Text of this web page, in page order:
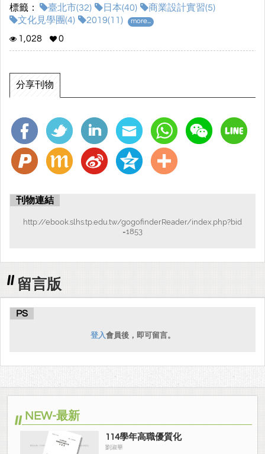
標籤： 臺北市(32) 日本(40)
商業設計實習(5)
文化見學團(4)
2019(11) more...
1,028 0
分享刊物
刊物連結
http://ebook.slhs.tp.edu.tw/gogofinderReader/index.php?bid
=1853
留言版
PS
登入會員後，即可留言。
NEW-最新
114學年高職優質化
劉淑華